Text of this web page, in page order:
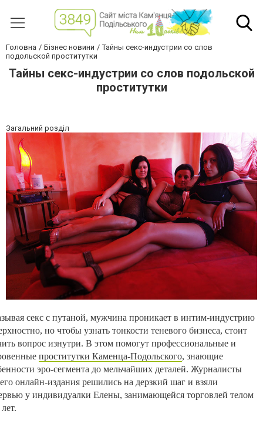
Головна Бізнес новини
Тайны секс-индустрии со слов
подольской проститутки
Тайны секс-индустрии со слов подольской
проститутки
Загальний розділ
секс с путаной,мужчина проникает в интим-индустрию
,но чтобы узнать тонкости теневого бизнеса,стоит
вопрос изнутри.В этом помогут профессиональные и
проститутки Каменца-Подольского,знающие
эро-сегмента до мельчайших деталей.Журналисты
онлайн-издания решились на дерзкий шаг и взяли
у индивидуалки Елены,занимающейся торговлей телом
лет.